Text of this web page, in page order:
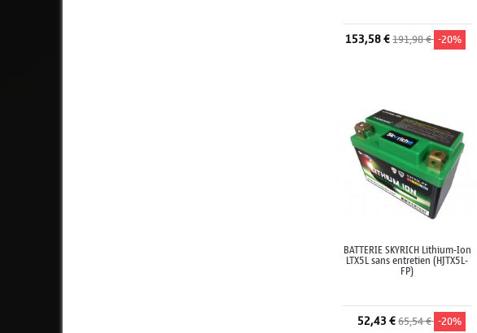
153,58 €191,98 € -20%
BATTERIE SKYRICH Lithium-Ion
LTX5L sans entretien (HJTX5L-
FP)
52,43 €65,54 € -20%